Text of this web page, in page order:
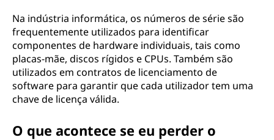
Na indústria informática, os números de série são
frequentemente utilizados para identificar
componentes de hardware individuais, tais como
placas-mãe, discos rígidos e CPUs. Também são
utilizados em contratos de licenciamento de
software para garantir que cada utilizador tem uma
chave de licença válida.
O que acontece se eu perder o